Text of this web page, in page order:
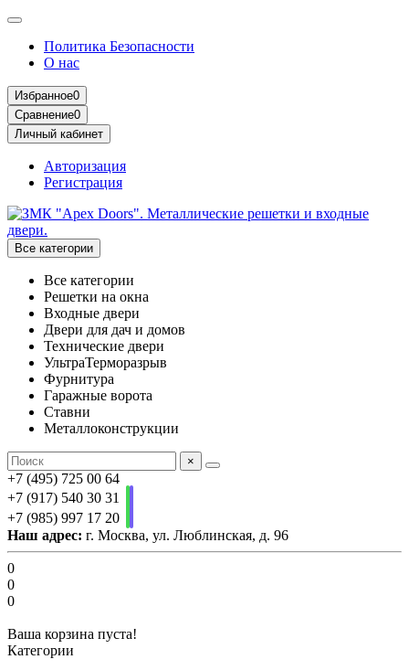
Политика Безопасности
О нас
Избранное0
Сравнение0
Личный кабинет
Авторизация
Регистрация
Все категории
Все категории
Решетки на окна
Входные двери
Двери для дач и домов
Технические двери
УльтраТерморазрыв
Фурнитура
Гаражные ворота
Ставни
Металлоконструкции
×
+7 (495) 725 00 64
+7 (917) 540 30 31
+7 (985) 997 17 20
Наш адрес: г. Москва, ул. Люблинская, д. 96
0
0
0
Ваша корзина пуста!
Категории